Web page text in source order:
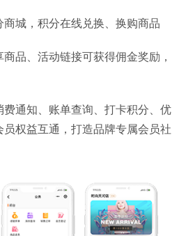
商城，积分在线兑换、换购商品
商品、活动链接可获得佣金奖励，
费通知、账单查询、打卡积分、优
权益互通，打造品牌专属会员社